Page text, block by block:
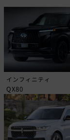
インフィニティ
QX80